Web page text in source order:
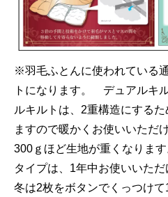
※羽毛ふとんに使われている
トになります。 デュアルキ
ルキルトは、2重構造にする
ますので暖かくお使いいただ
300ｇほど生地が重くなりま
タイプは、1年中お使いいただ
冬は2枚をボタンでくっつけて